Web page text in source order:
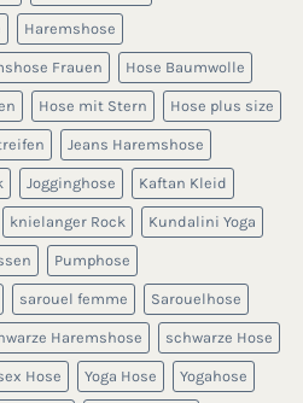
Haremshose
Frauen Hose Baumwolle
Hose mit Stern Hose plus size
Jeans Haremshose
Jogginghose Kaftan Kleid
knielanger Rock Kundalini Yoga
Pumphose
sarouel femme Sarouelhose
Haremshose schwarze Hose
Hose Yoga Hose Yogahose